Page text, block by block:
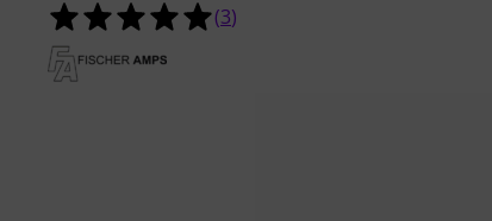
5.0 von 5 Sternen aus 3
(3)